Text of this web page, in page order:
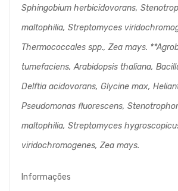
Sphingobium herbicidovorans,
maltophilia, Streptomyces
Thermococcales spp., Zea mays.
tumefaciens, Arabidopsis thaliana,
Delftia acidovorans, Glycine max,
Pseudomonas fluorescens,
maltophilia, Streptomyces
viridochromogenes, Zea mays.
Informações